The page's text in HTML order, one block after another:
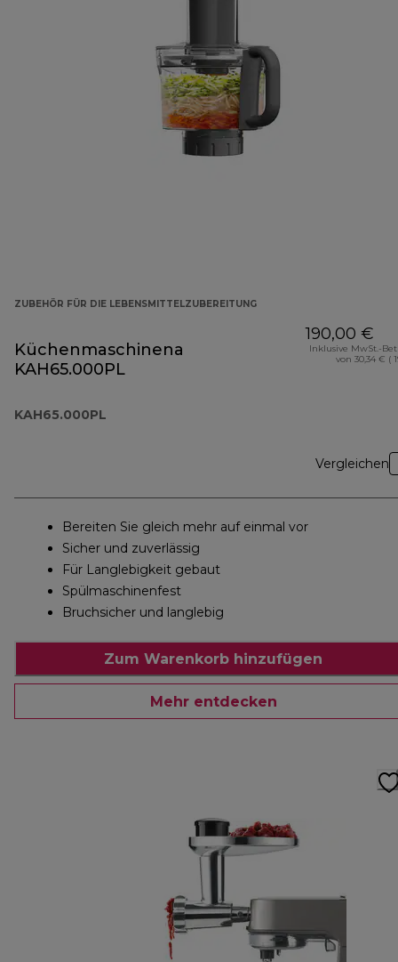
ZUBEHÖR FÜR DIE LEBENSMITTELZUBEREITUNG
Küchenmaschinenaufsatz
KAH65.000PL
KAH65.000PL
190,00 €
Inklusive MwSt.-
von 30,34 € (
Vergleichen
Bereiten Sie gleich mehr auf einmal vor
Sicher und zuverlässig
Für Langlebigkeit gebaut
Spülmaschinenfest
Bruchsicher und langlebig
Zum Warenkorb hinzufügen
Mehr entdecken